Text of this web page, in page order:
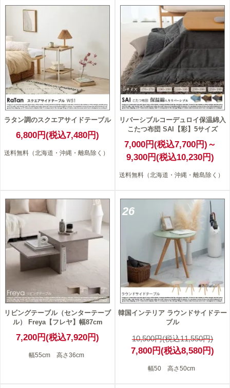
ラタン調のスクエアサイドテーブル
6,800円(税込7,480円)
送料無料（北海道・沖縄・離島除く）
リバーシブルコーデュロイ保温綿入
こたつ布団 SAI【彩】5サイズ
7,000円(税込7,700円)～
9,300円(税込10,230円)
送料無料（北海道・沖縄・離島除く）
リビングテーブル（センターテーブ
ル） Freya【フレヤ】幅87cm
7,200円(税込7,920円)
幅55cm 高さ36cm
26
韓国インテリア ラウンドサイドテー
ブル
10,500円(税込11,550円)
7,800円(税込8,580円)
幅50 高さ50cm